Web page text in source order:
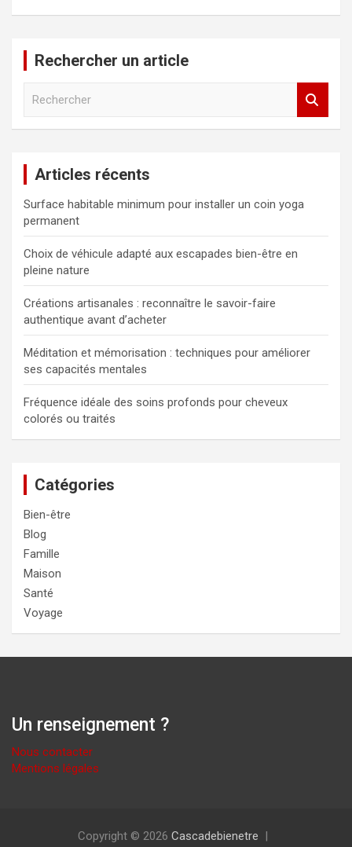
Rechercher un article
c
h
e
r
Articles récents
Surface habitable minimum pour installer un coin yoga
permanent
Choix de véhicule adapté aux escapades bien-être en
pleine nature
Créations artisanales : reconnaître le savoir-faire
authentique avant d’acheter
Méditation et mémorisation : techniques pour améliorer
ses capacités mentales
Fréquence idéale des soins profonds pour cheveux
colorés ou traités
Catégories
Bien-être
Blog
Famille
Maison
Santé
Voyage
Un renseignement ?
Nous contacter
Mentions légales
Copyright © 2026 Cascadebienetre